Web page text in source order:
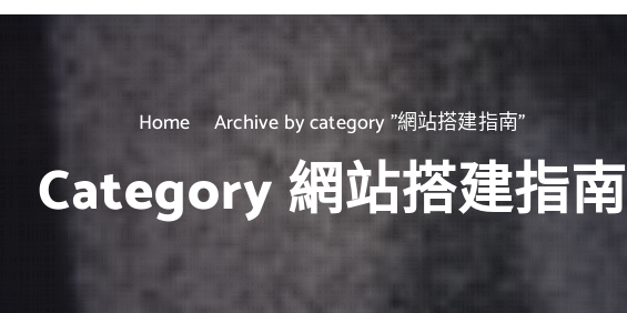
Home Archive by category "網站搭建指南"
Category 網站搭建指南